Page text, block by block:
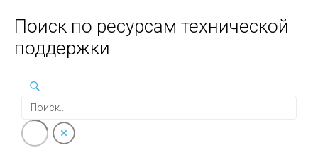
Поиск по ресурсам технической
поддержки